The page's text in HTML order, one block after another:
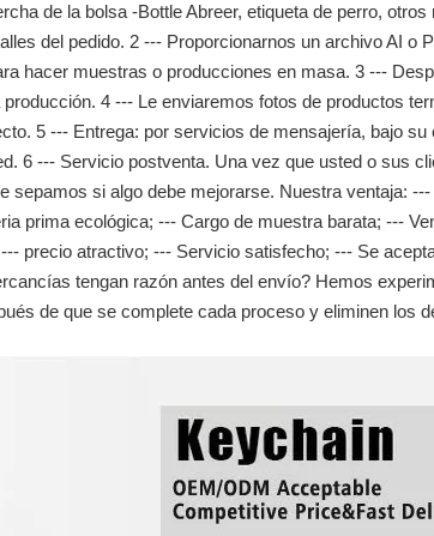
de la bolsa -Bottle Abreer, etiqueta de perro, otros
del pedido. 2 --- Proporcionarnos un archivo AI o
hacer muestras o producciones en masa. 3 ---
4 --- Le enviaremos fotos de productos
5 --- Entrega: por servicios de mensajería, bajo su
6 --- Servicio postventa. Una vez que usted o sus
si algo debe mejorarse. Nuestra ventaja:
prima ecológica; --- Cargo de muestra barata; ---
precio atractivo; --- Servicio satisfecho; --- Se
tengan razón antes del envío? Hemos
de que se complete cada proceso y eliminen los